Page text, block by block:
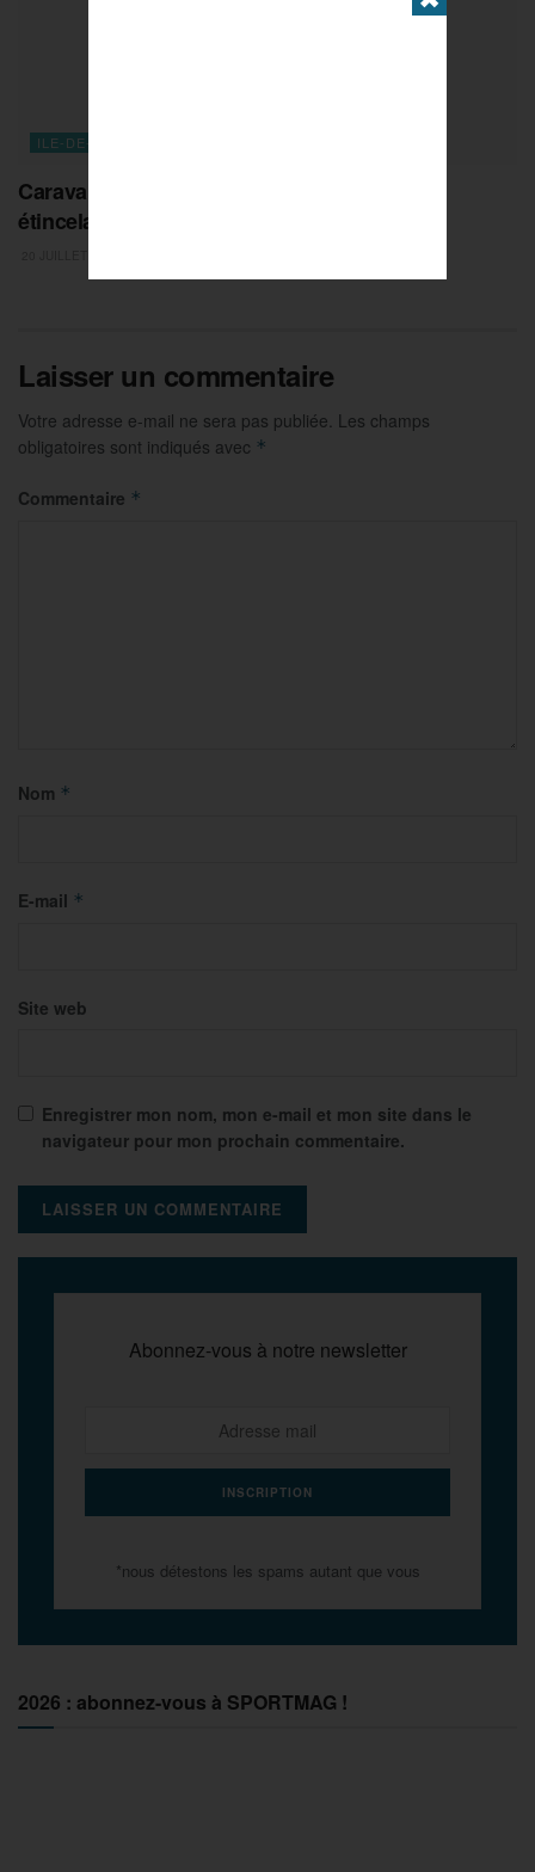
ILE-DE-FRANCE
Caravane du CROS Île-de-France : un bilan
étincelant pour la saison 2025-2026
Laisser un commentaire
Votre adresse e-mail ne sera pas publiée. Les champs
obligatoires sont indiqués avec *
Commentaire *
Nom *
E-mail *
Site web
Enregistrer mon nom, mon e-mail et mon site dans le
navigateur pour mon prochain commentaire.
Abonnez-vous à notre newsletter
*nous détestons les spams autant que vous
2026 : abonnez-vous à SPORTMAG !